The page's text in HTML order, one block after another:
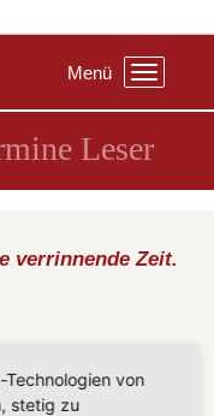
Toggle
Menü
Leser
verrinnende Zeit.
von
stetig zu